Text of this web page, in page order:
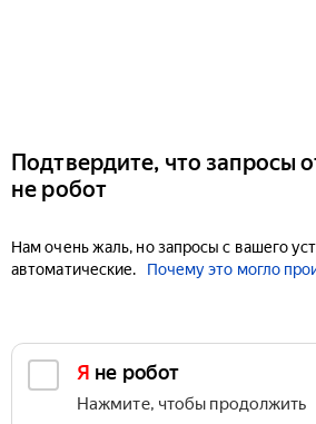
Подтвердите, что запросы
не робот
Нам очень жаль, но запросы с вашего
автоматические.
Почему это могло
Я не робот
Нажмите, чтобы продолжить